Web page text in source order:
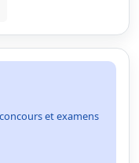
et examens